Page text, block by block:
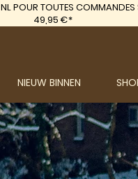
NIEUW BINNEN
NL POUR TOUTES COMMANDES
49,95 €*